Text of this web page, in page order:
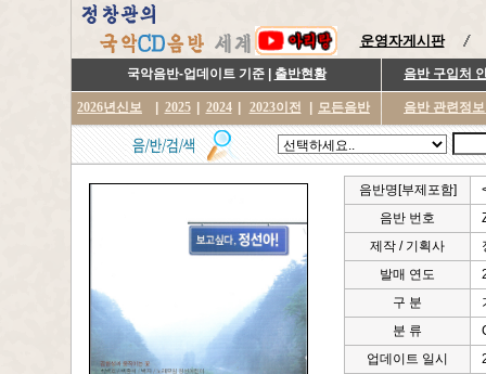
운영자게시판
국악음반-업데이트 기준 | 출반현황 음반 구입처
2026년신보 2025 2024 2023이전 모든음반 음반 관련정
음반명[부제포함]
음반 번호
제작 / 기획사
발매 연도
구 분
분 류
업데이트 일시